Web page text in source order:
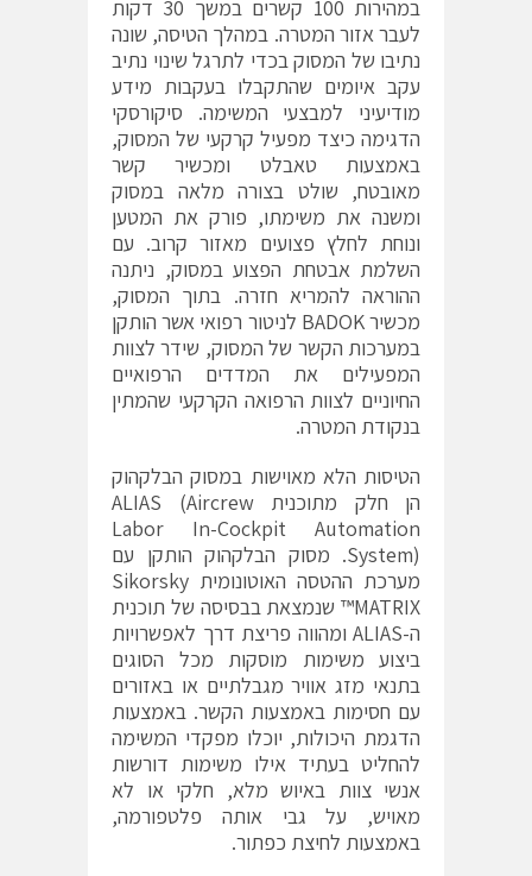
במהירות 100 קשרים במשך 30 דקות
לעבר אזור המטרה. במהלך הטיסה, שונה
נתיבו של המסוק בכדי לתרגל שינוי נתיב
עקב איומים שהתקבלו בעקבות מידע
מודיעיני למבצעי המשימה. סיקורסקי
הדגימה כיצד מפעיל קרקעי של המסוק,
באמצעות טאבלט ומכשיר קשר
מאובטח, שולט בצורה מלאה במסוק
ומשנה את משימתו, פורק את המטען
ונוחת לחלץ פצועים מאזור קרוב. עם
השלמת אבטחת הפצוע במסוק, ניתנה
ההוראה להמריא חזרה. בתוך המסוק,
מכשיר BADOK לניטור רפואי אשר הותקן
במערכות הקשר של המסוק, שידר לצוות
המפעילים את המדדים הרפואיים
החיוניים לצוות הרפואה הקרקעי שהמתין
בנקודת המטרה.
הטיסות הלא מאוישות במסוק הבלקהוק
הן חלק מתוכנית ALIAS (Aircrew
Labor In-Cockpit Automation
System). מסוק הבלקהוק הותקן עם
מערכת ההטסה האוטונומית Sikorsky
MATRIX™ שנמצאת בבסיסה של תוכנית
ה-ALIAS ומהווה פריצת דרך לאפשרויות
ביצוע משימות מוסקות מכל הסוגים
בתנאי מזג אוויר מגבלתיים או באזורים
עם חסימות באמצעות הקשר. באמצעות
הדגמת היכולות, יוכלו מפקדי המשימה
להחליט בעתיד אילו משימות דורשות
אנשי צוות באיוש מלא, חלקי או לא
מאויש, על גבי אותה פלטפורמה,
באמצעות לחיצת כפתור.